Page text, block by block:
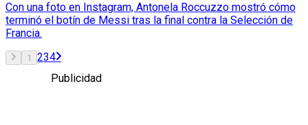
Con una foto en Instagram, Antonela Roccuzzo mostró cómo
terminó el botín de Messi tras la final contra la Selección de
Francia.
1 234
Publicidad